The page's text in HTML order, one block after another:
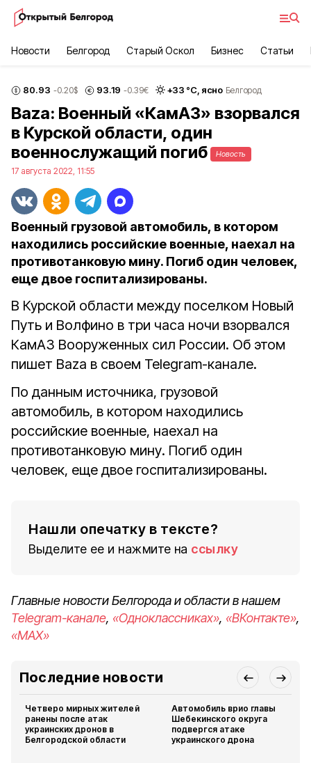
Новости Белгород Старый Оскол Бизнес Статьи
80.93 -0.20$ 93.19 -0.39€ +33 °С, ясно Белгород
Baza: Военный «КамАЗ» взорвался
в Курской области, один
военнослужащий погиб
Новость
17 августа 2022, 11:55
Военный грузовой автомобиль, в котором
находились российские военные, наехал на
противотанковую мину. Погиб один человек,
еще двое госпитализированы.
В Курской области между поселком Новый
Путь и Волфино в три часа ночи взорвался
КамАЗ Вооруженных сил России. Об этом
пишет Baza в своем Telegram-канале.
По данным источника, грузовой
автомобиль, в котором находились
российские военные, наехал на
противотанковую мину. Погиб один
человек, еще двое госпитализированы.
Нашли опечатку в тексте?
Выделите ее и нажмите на ссылку
Главные новости Белгорода и области в нашем
Telegram-канале, «Одноклассниках», «ВКонтакте»,
«MAX»
Последние новости
Четверо мирных жителей
ранены после атак
украинских дронов в
Белгородской области
Автомобиль врио главы
Шебекинского округа
подвергся атаке
украинского дрона